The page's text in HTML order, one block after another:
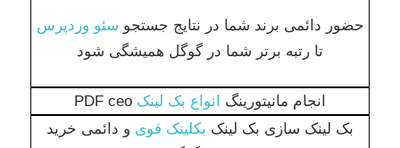
حضور دائمی برند شما در نتایج جستجو سئو وردپرس
تا رتبه برتر شما در گوگل همیشگی شود
انجام مانیتورینگ انواع بک لینک
بک لینک سازی بک لینک بکلینک قوی و دائمی خرید